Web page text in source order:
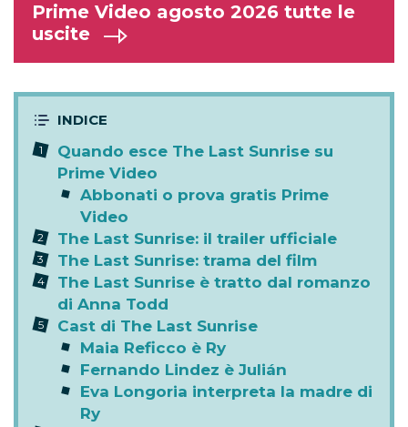
Prime Video agosto 2026 tutte le
uscite
Quando esce The Last Sunrise su
Prime Video
Abbonati o prova gratis Prime
Video
The Last Sunrise: il trailer ufficiale
The Last Sunrise: trama del film
The Last Sunrise è tratto dal romanzo
di Anna Todd
Cast di The Last Sunrise
Maia Reficco è Ry
Fernando Lindez è Julián
Eva Longoria interpreta la madre di
Ry